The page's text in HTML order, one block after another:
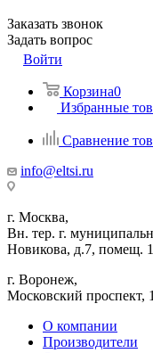
Заказать звонок
Задать вопрос
Войти
Корзина0
Избранные
Сравнение
info@eltsi.ru
г. Москва,
Вн. тер. г.
Новикова, д.7, помещ.
г. Воронеж,
​Московский проспект,
О компании
Производители